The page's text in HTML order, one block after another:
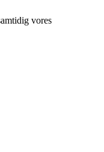
vores